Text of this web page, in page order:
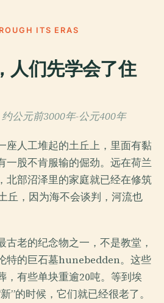
ITS ERAS
人们先学会了住
公元前3000年-公元400年
座人工堆起的土丘上，里面有黏
一股不肯服输的倔劲。远在荷兰
北部沼泽里的家庭就已经在修筑
丘，因为海不会谈判，河流也
古老的纪念物之一，不是教堂，
特的巨石墓hunebedden。这些
，有些单块重逾20吨。等到埃
”的时候，它们就已经很老了。